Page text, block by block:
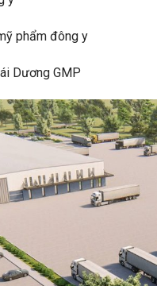
phẩm đông y
Dương GMP